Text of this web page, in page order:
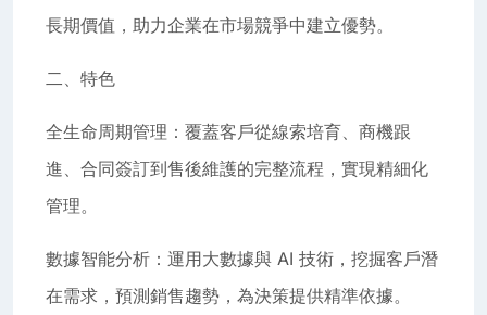
長期價值，助力企業在市場競爭中建立優勢。
二、特色
全生命周期管理：覆蓋客戶從線索培育、商機跟
進、合同簽訂到售後維護的完整流程，實現精細化
管理。
數據智能分析：運用大數據與 AI 技術，挖掘客戶潛
在需求，預測銷售趨勢，為決策提供精準依據。